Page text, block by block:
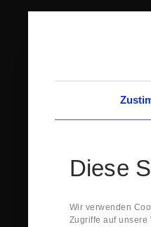
Diese
Wir verwenden
Zugriffe auf unsere